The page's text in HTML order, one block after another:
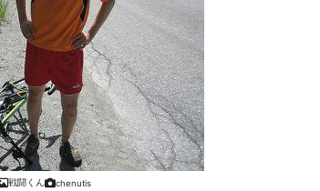
戦闘くん chenutis